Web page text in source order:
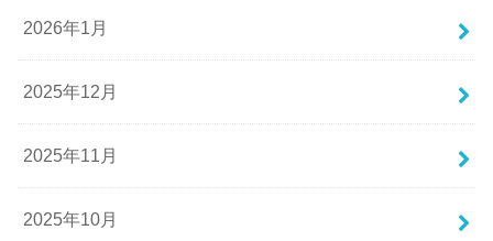
2026年1月
2025年12月
2025年11月
2025年10月